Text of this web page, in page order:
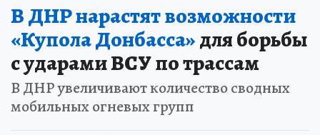
В ДНР нарастят возможности
«Купола Донбасса»для борьбы
с ударами ВСУ по трассам
В ДНР увеличивают количество сводных
мобильных огневых групп